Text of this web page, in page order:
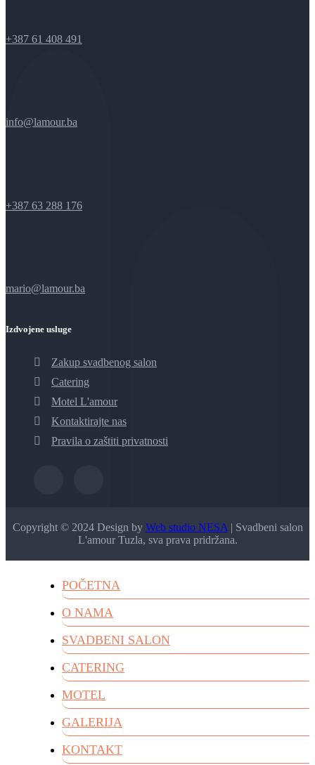
+387 61 408 491
info@lamour.ba
+387 63 288 176
mario@lamour.ba
Izdvojene usluge
Zakup svadbenog salon
Catering
Motel L'amour
Kontaktirajte nas
Pravila o zaštiti privatnosti
Copyright © 2024 Design by Web studio NESA | Svadbeni salon
L'amour Tuzla, sva prava pridržana.
POČETNA
O NAMA
SVADBENI SALON
CATERING
MOTEL
GALERIJA
KONTAKT